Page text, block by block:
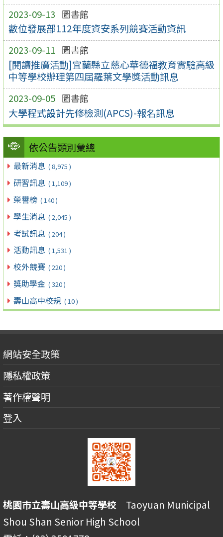
2023-09-13 圖書館
數位發展部112年度資安系列競賽活動資訊
2023-09-11 圖書館
[閱讀推廣活動]宜蘭縣立慈心華德福教育實驗高級
中等學校辦理第四屆羅葉文學獎活動訊息
2023-09-05 圖書館
大學程式設計先修檢測(APCS)-報名訊息
依公告類別彙總
最新消息 ( 8,975 )
研習訊息 ( 1,109 )
榮譽榜 ( 140 )
學生消息 ( 2,045 )
考試訊息 ( 204 )
活動訊息 ( 1,531 )
校外競賽 ( 220 )
獎助學金 ( 320 )
壽山高中校規 ( 10 )
網站安全政策
隱私權政策
著作權聲明
登入
桃園市立壽山高級中等學校 Taoyuan Municipal
Shou Shan Senior High School